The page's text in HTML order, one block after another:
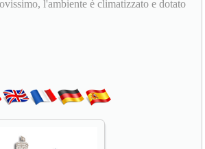
l'ambiente è climatizzato e dotato